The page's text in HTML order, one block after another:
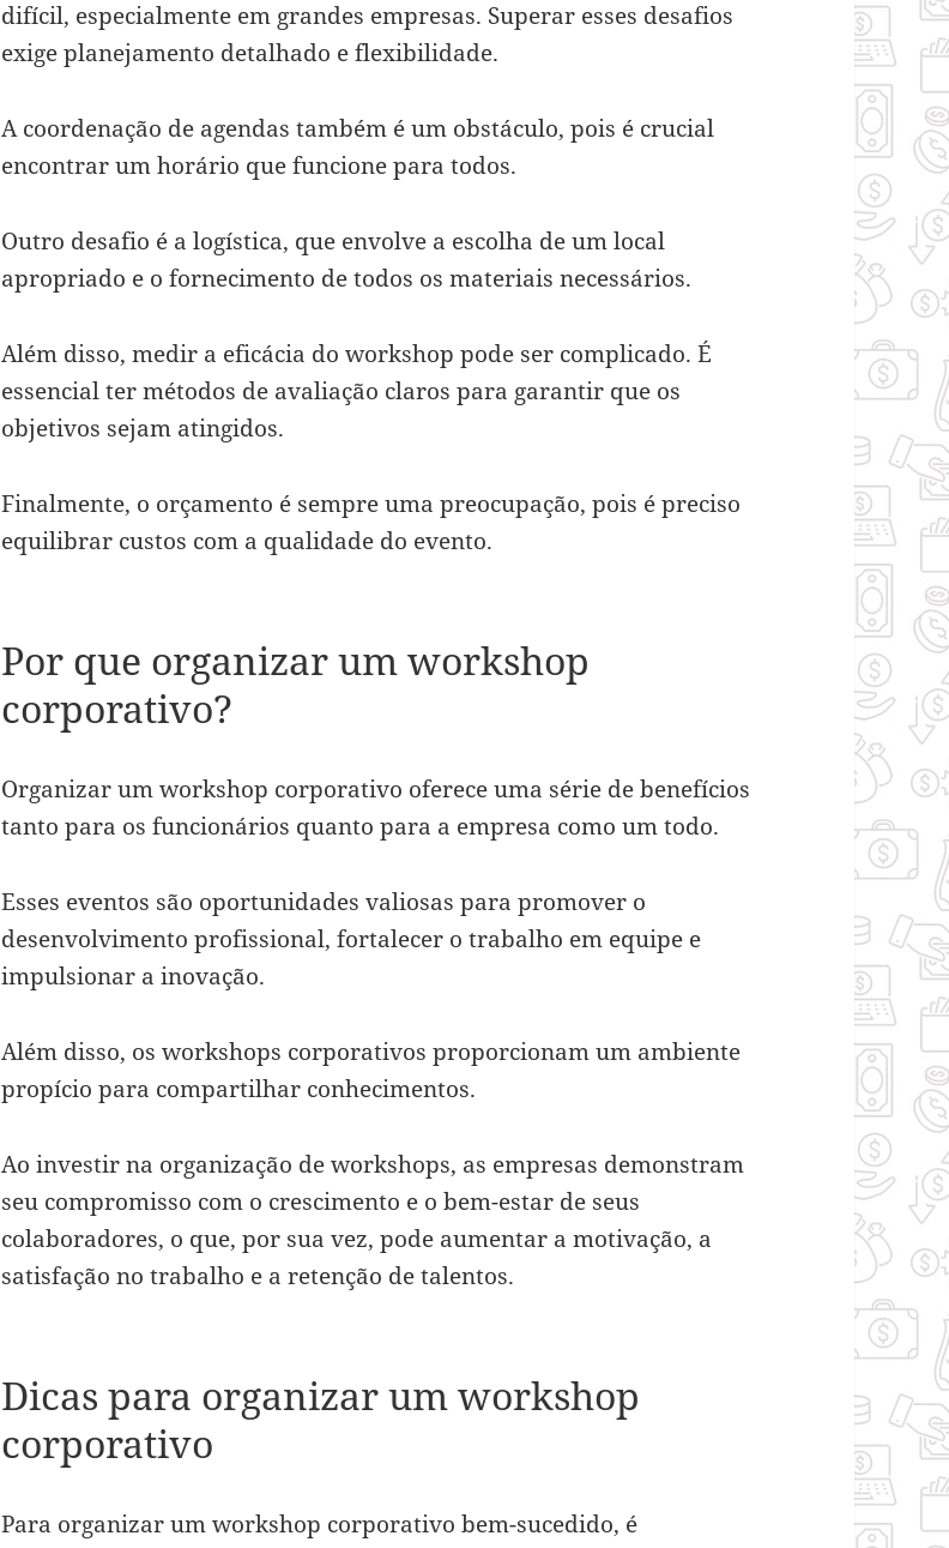
difícil, especialmente em grandes empresas. Superar esses desafios
exige planejamento detalhado e flexibilidade.
A coordenação de agendas também é um obstáculo, pois é crucial
encontrar um horário que funcione para todos.
Outro desafio é a logística, que envolve a escolha de um local
apropriado e o fornecimento de todos os materiais necessários.
Além disso, medir a eficácia do workshop pode ser complicado. É
essencial ter métodos de avaliação claros para garantir que os
objetivos sejam atingidos.
Finalmente, o orçamento é sempre uma preocupação, pois é preciso
equilibrar custos com a qualidade do evento.
Por que organizar um workshop
corporativo?
Organizar um workshop corporativo oferece uma série de benefícios
tanto para os funcionários quanto para a empresa como um todo.
Esses eventos são oportunidades valiosas para promover o
desenvolvimento profissional, fortalecer o trabalho em equipe e
impulsionar a inovação.
Além disso, os workshops corporativos proporcionam um ambiente
propício para compartilhar conhecimentos.
Ao investir na organização de workshops, as empresas demonstram
seu compromisso com o crescimento e o bem-estar de seus
colaboradores, o que, por sua vez, pode aumentar a motivação, a
satisfação no trabalho e a retenção de talentos.
Dicas para organizar um workshop
corporativo
Para organizar um workshop corporativo bem-sucedido, é